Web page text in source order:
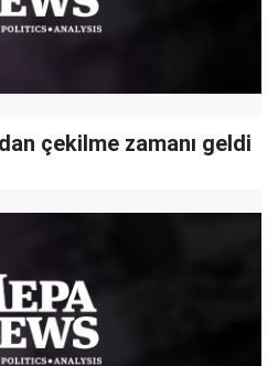
çekilme zamanı geldi